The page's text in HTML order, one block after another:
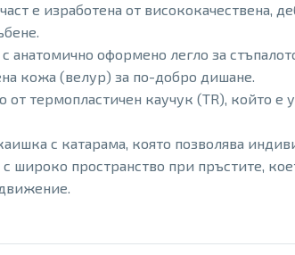
е изработена от висококачествена,
с анатомично оформено легло за
кожа (велур) за по-добро дишане.
от термопластичен каучук (TR), който е
с катарама, която позволява
широко пространство при пръстите,